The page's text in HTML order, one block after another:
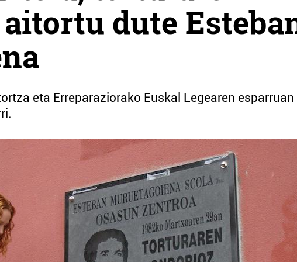
dute
eta Erreparaziorako Euskal Legearen esparruan